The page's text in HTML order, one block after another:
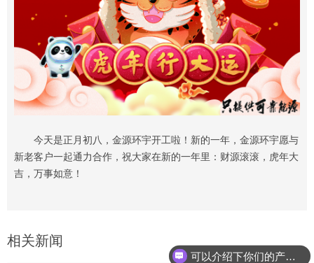
今天是正月初八，金源环宇开工啦！新的一年，金源环宇愿与
新老客户一起通力合作，祝大家在新的一年里：财源滚滚，虎年大
吉，万事如意！
相关新闻
可以介绍下你们的产品么